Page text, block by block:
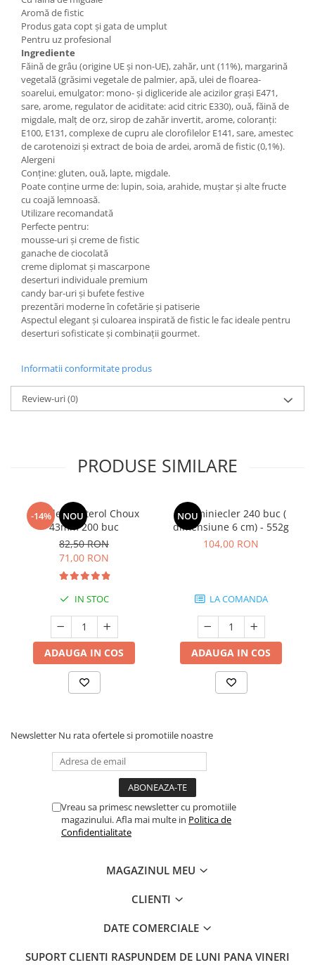
Aromă de fistic
Produs gata copt și gata de umplut
Pentru uz profesional
Ingrediente
Făină de grâu (origine UE și non-UE), zahăr, unt (11%), margarină
vegetală (grăsimi vegetale de palmier, apă, ulei de floarea-
soarelui, emulgator: mono- și digliceride ale acizilor grași E471,
sare, arome, regulator de aciditate: acid citric E330), ouă, făină de
migdale, malț de orz, sirop de zahăr invertit, arome, coloranți:
E100, E131, complexe de cupru ale clorofilelor E141, sare, amestec
de carotenoizi și extract de boia de ardei, aromă de fistic (0,1%).
Alergeni
Conține: gluten, ouă, lapte, migdale.
Poate conține urme de: lupin, soia, arahide, muștar și alte fructe
cu coajă lemnoasă.
Utilizare recomandată
Perfecte pentru:
mousse-uri și creme de fistic
ganache de ciocolată
creme diplomat și mascarpone
deserturi individuale premium
candy bar-uri și bufete festive
prezentări moderne în cofetărie și patiserie
Aspectul elegant și culoarea inspirată de fistic le fac ideale pentru
deserturi sofisticate și combinații gourmet.
Informatii conformitate produs
Review-uri(0)
PRODUSE SIMILARE
-14% NOU
Coji de Profiterol Choux
43mm 200 buc
82,50 RON
71,00 RON
IN STOC
ADAUGA IN COS
NOU
Coji miniecler 240 buc (
dimensiune 6 cm) - 552g
104,00 RON
LA COMANDA
ADAUGA IN COS
Newsletter Nu rata ofertele si promotiile noastre
Vreau sa primesc newsletter cu promotiile
magazinului. Afla mai multe in Politica de
Confidentialitate
MAGAZINUL MEU
CLIENTI
DATE COMERCIALE
SUPORT CLIENTI RASPUNDEM DE LUNI PANA VINERI